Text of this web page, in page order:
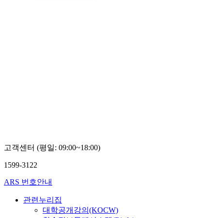
고객센터 (평일: 09:00~18:00)
1599-3122
ARS 번호안내
관련누리집
대학공개강의(KOCW)